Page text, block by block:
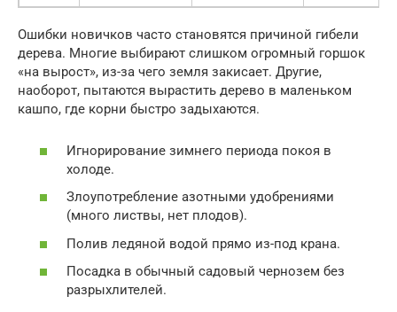
Ошибки новичков часто становятся причиной гибели
дерева. Многие выбирают слишком огромный горшок
«на вырост», из-за чего земля закисает. Другие,
наоборот, пытаются вырастить дерево в маленьком
кашпо, где корни быстро задыхаются.
Игнорирование зимнего периода покоя в
холоде.
Злоупотребление азотными удобрениями
(много листвы, нет плодов).
Полив ледяной водой прямо из-под крана.
Посадка в обычный садовый чернозем без
разрыхлителей.